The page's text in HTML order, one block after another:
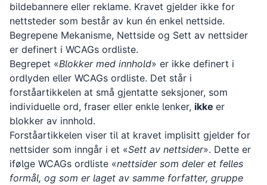
bildebannere eller reklame. Kravet gjelder ikke for
nettsteder som består av kun én enkel nettside.
Begrepene Mekanisme, Nettside og Sett av nettsider
er definert i WCAGs ordliste.
Begrepet «Blokker med innhold» er ikke definert i
ordlyden eller WCAGs ordliste. Det står i
forståartikkelen at små gjentatte seksjoner, som
individuelle ord, fraser eller enkle lenker, ikke er
blokker av innhold.
Forståartikkelen viser til at kravet implisitt gjelder for
nettsider som inngår i et «Sett av nettsider». Dette er
ifølge WCAGs ordliste «nettsider som deler et felles
formål, og som er laget av samme forfatter, gruppe